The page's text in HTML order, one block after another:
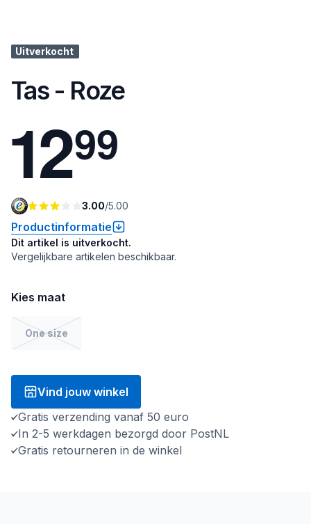
Uitverkocht
Tas - Roze
1299
3.00/5.00
Productinformatie
Dit artikel is uitverkocht.
Vergelijkbare artikelen beschikbaar.
Kies maat
One size
Vind jouw winkel
Gratis verzending vanaf 50 euro
In 2-5 werkdagen bezorgd door PostNL
Gratis retourneren in de winkel